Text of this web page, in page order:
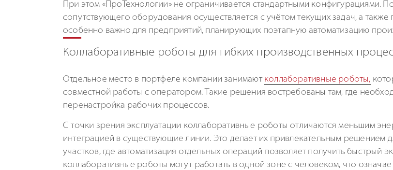
При этом «ПроТехнологии» не ограничивается стандартными конфигурациями.
сопутствующего оборудования осуществляется с учётом текущих задач, а
особенно важно для предприятий, планирующих поэтапную автоматизацию
Коллаборативные роботы для гибких производственных
Отдельное место в портфеле компании занимают коллаборативные роботы,
совместной работы с оператором. Такие решения востребованы там, где
перенастройка рабочих процессов.
С точки зрения эксплуатации коллаборативные роботы отличаются меньшим
интеграцией в существующие линии. Это делает их привлекательным решением
участков, где автоматизация отдельных операций позволяет получить быстрый
коллаборативные роботы могут работать в одной зоне с человеком, что